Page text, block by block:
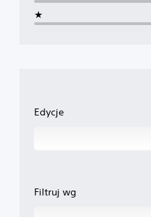
★
Edycje
Filtruj wg